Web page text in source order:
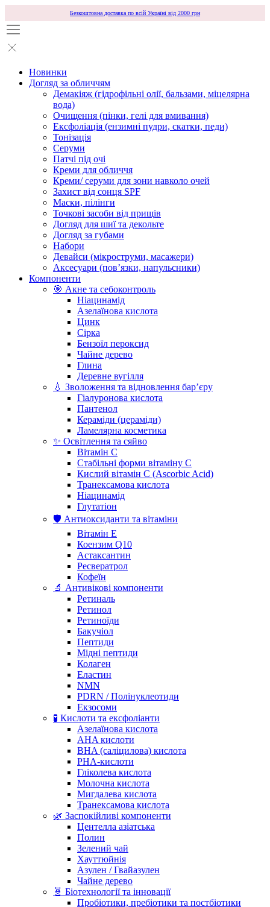
Безкоштовна доставка по всій Україні від 2000 грн
Новинки
Догляд за обличчям
Демакіяж (гідрофільні олії, бальзами, міцелярна
вода)
Очищення (пінки, гелі для вмивання)
Ексфоліація (ензимні пудри, скатки, педи)
Тонізація
Серуми
Патчі під очі
Креми для обличчя
Креми/ серуми для зони навколо очей
Захист від сонця SPF
Маски, пілінги
Точкові засоби від прищів
Догляд для шиї та декольте
Догляд за губами
Набори
Девайси (мікроструми, масажери)
Аксесуари (повʼязки, напульсники)
Компоненти
🎯 Акне та себоконтроль
Ніацинамід
Азелаїнова кислота
Цинк
Сірка
Бензоїл пероксид
Чайне дерево
Глина
Деревне вугілля
💧 Зволоження та відновлення бар’єру
Гіалуронова кислота
Пантенол
Кераміди (цераміди)
Ламелярна косметика
✨ Освітлення та сяйво
Вітамін С
Стабільні форми вітаміну С
Кислий вітамін С (Ascorbic Acid)
Транексамова кислота
Ніацинамід
Глутатіон
🛡️ Антиоксиданти та вітаміни
Вітамін Е
Коензим Q10
Астаксантин
Ресвератрол
Кофеїн
🔬 Антивікові компоненти
Ретиналь
Ретинол
Ретиноїди
Бакучіол
Пептиди
Мідні пептиди
Колаген
Еластин
NMN
PDRN / Полінуклеотиди
Екзосоми
🧪 Кислоти та ексфоліанти
Азелаїнова кислота
AHA кислоти
BHA (саліцилова) кислота
PHA-кислоти
Гліколева кислота
Молочна кислота
Мигдалева кислота
Транексамова кислота
🌿 Заспокійливі компоненти
Центелла азіатська
Полин
Зелений чай
Хауттюйнія
Азулен / Гвайазулен
Чайне дерево
🧬 Біотехнології та інновації
Пробіотики, пребіотики та постбіотики